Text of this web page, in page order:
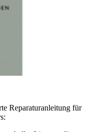
Reparaturanleitung für